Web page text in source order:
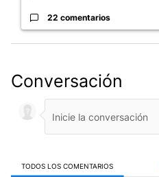
22 comentarios
Conversación
TODOS LOS COMENTARIOS